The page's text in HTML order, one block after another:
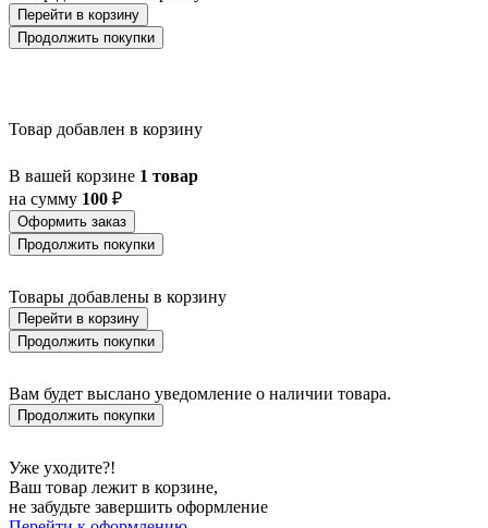
BALIGIAN
BALIGUIAN
BALLINA
BAMPTON
BANI
BARI 1
BARI-M
BARNSTAPLE
BASALGO 1
BASILANO
BATABANO
BATALLAS
BAZELY
BELCREDA
BELESER
BELLARIVA 3
BELSIANA 1
BENARIBA
BERHALA
Перейти в корзину
Продолжить покупки
Товар добавлен в корзину
В вашей корзине 1 товар
на сумму 100 ₽
Оформить заказ
Продолжить покупки
Товары добавлены в корзину
Перейти в корзину
Продолжить покупки
Вам будет выслано уведомление о наличии товара.
Продолжить покупки
Уже уходите?!
Ваш товар лежит в корзине,
не забудьте завершить оформление